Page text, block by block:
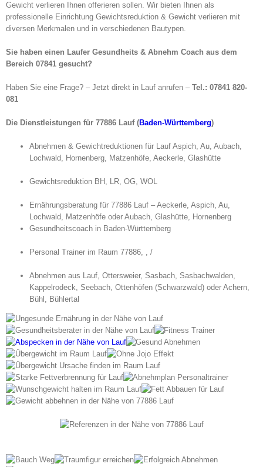
Gewicht verlieren Ihnen offerieren sollen. Wir bieten Ihnen als
professionelle Einrichtung Gewichtsreduktion & Gewicht verlieren mit
diversen Merkmalen und in verschiedenen Bautypen.
Sie haben einen Laufer Gesundheits & Abnehm Coach aus dem
Bereich 07841 gesucht?
Haben Sie eine Frage? – Jetzt direkt in Lauf anrufen – Tel.: 07841 820-
081
Die Dienstleistungen für 77886 Lauf (Baden-Württemberg)
Abnehmen & Gewichtreduktionen für Lauf Aspich, Au, Aubach,
Lochwald, Hornenberg, Matzenhöfe, Aeckerle, Glashütte
Gewichtsreduktion BH, LR, OG, WOL
Ernährungsberatung für 77886 Lauf – Aeckerle, Aspich, Au,
Lochwald, Matzenhöfe oder Aubach, Glashütte, Hornenberg
Gesundheitscoach in Baden-Württemberg
Personal Trainer im Raum 77886, , /
Abnehmen aus Lauf, Ottersweier, Sasbach, Sasbachwalden,
Kappelrodeck, Seebach, Ottenhöfen (Schwarzwald) oder Achern,
Bühl, Bühlertal